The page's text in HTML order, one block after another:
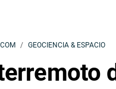
GEOCIENCIA & ESPACIO